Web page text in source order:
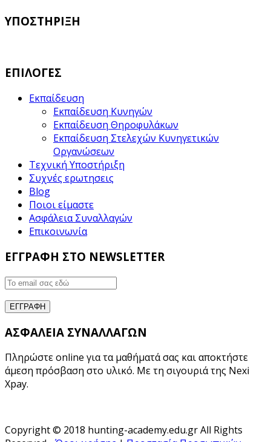
ΥΠΟΣΤΗΡΙΞΗ
ΕΠΙΛΟΓΕΣ
Εκπαίδευση
Εκπαίδευση Κυνηγών
Εκπαίδευση Θηροφυλάκων
Εκπαίδευση Στελεχών Κυνηγετικών
Οργανώσεων
Τεχνική Υποστήριξη
Συχνές ερωτησεις
Blog
Ποιοι είμαστε
Ασφάλεια Συναλλαγών
Επικοινωνία
ΕΓΓΡΑΦΗ ΣΤΟ NEWSLETTER
ΑΣΦΑΛΕΙΑ ΣΥΝΑΛΛΑΓΩΝ
Πληρώστε online για τα μαθήματά σας και αποκτήστε
άμεση πρόσβαση στο υλικό. Με τη σιγουριά της Nexi
Xpay.
Copyright © 2018 hunting-academy.edu.gr All Rights